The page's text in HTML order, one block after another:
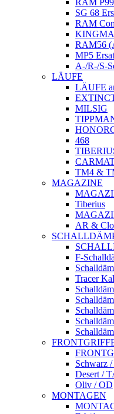
RAM
SG 68
RAM
RAM56
MP5
A-/R-/S-
LÄUFE
LÄUFE
MILSIG
468
TM4 &
MAGAZINE
Tiberius
AR &
F-
Tracer
Schwarz
Desert /
Oliv / OD
MONTAGEN